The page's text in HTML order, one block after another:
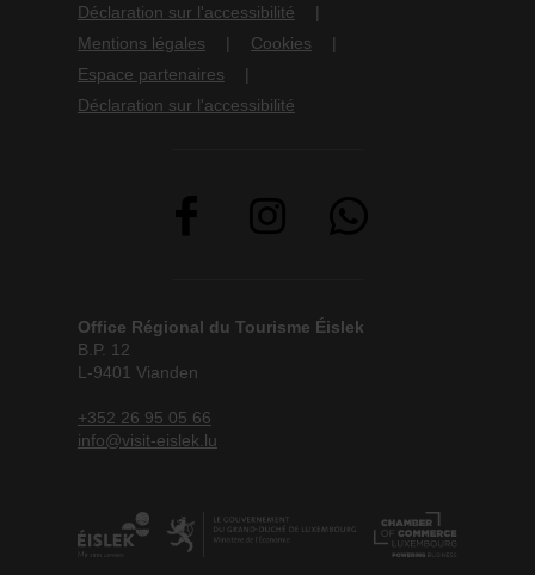
Déclaration sur l'accessibilité
Mentions légales
Cookies
Espace partenaires
Déclaration sur l'accessibilité
Office Régional du Tourisme Éislek
B.P. 12
L-9401 Vianden
+352 26 95 05 66
info@visit-eislek.lu